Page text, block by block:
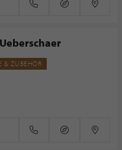
& ZUBEHÖR